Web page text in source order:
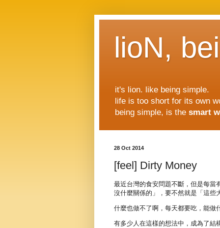
lioN,
it's lion. like being simple.
life is too short for its own
being simple, is the smart
28 Oct 2014
[feel] Dirty Money
最近台灣的食安問題不斷，但是每當
沒什麼關係的」，要不然就是「這些
什麼也做不了啊，每天都要吃，能做
有多少人在這樣的想法中，成為了結